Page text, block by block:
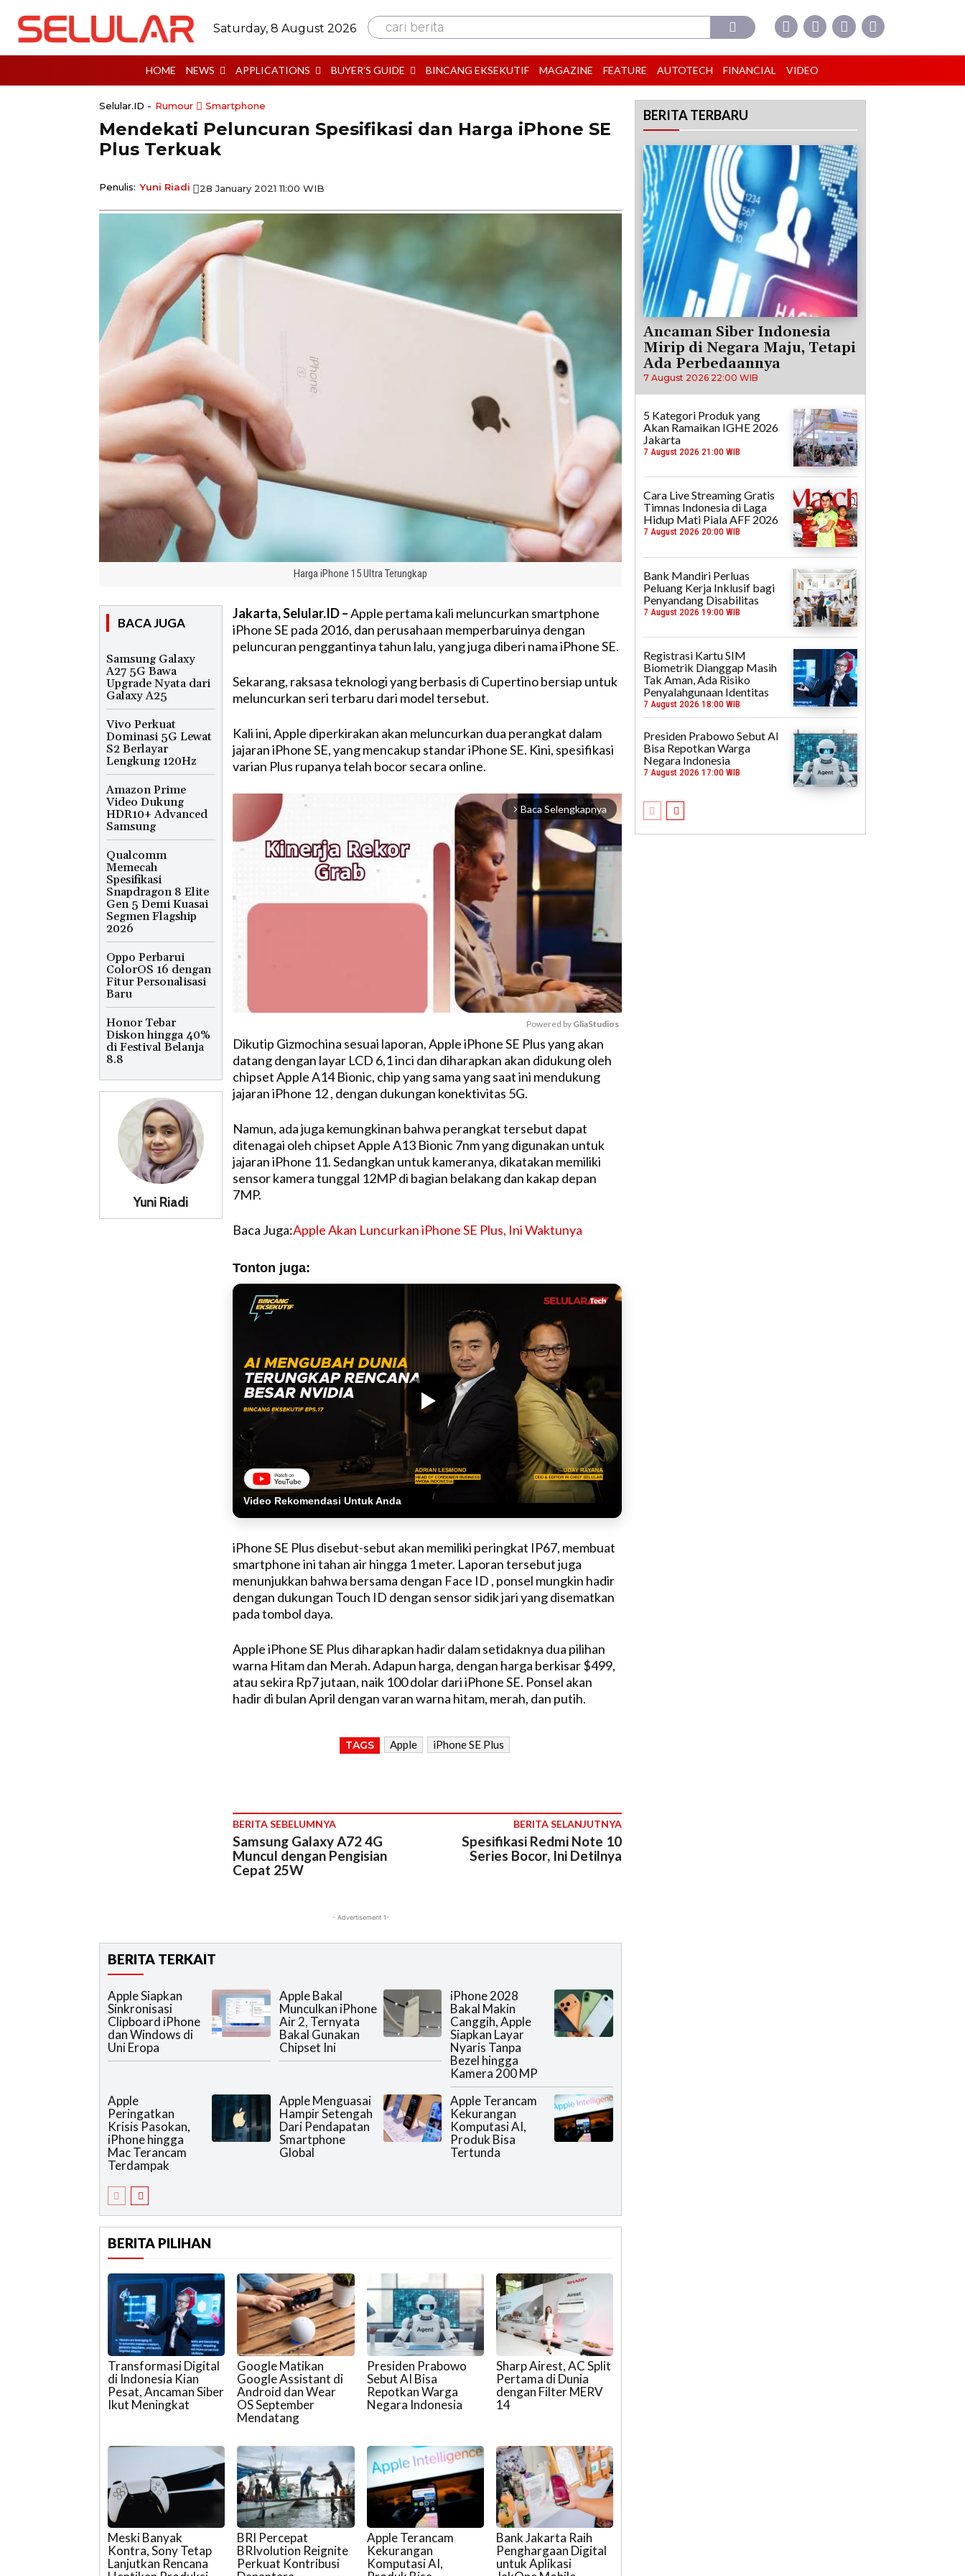
Saturday, 8 August 2026 cari berita
HOME NEWS APPLICATIONS BUYER’S GUIDE BINCANG EKSEKUTIF MAGAZINE FEATURE AUTOTECH FINANCIAL VIDEO
Selular.ID - Rumour Smartphone
Mendekati Peluncuran Spesifikasi dan Harga iPhone SE
Plus Terkuak
Penulis: Yuni Riadi 28 January 2021 11:00 WIB
Harga iPhone 15 Ultra Terungkap
BACA JUGA
Samsung Galaxy
A27 5G Bawa
Upgrade Nyata dari
Galaxy A25
Vivo Perkuat
Dominasi 5G Lewat
S2 Berlayar
Lengkung 120Hz
Amazon Prime
Video Dukung
HDR10+ Advanced
Samsung
Qualcomm
Memecah
Spesifikasi
Snapdragon 8 Elite
Gen 5 Demi Kuasai
Segmen Flagship
2026
Oppo Perbarui
ColorOS 16 dengan
Fitur Personalisasi
Baru
Honor Tebar
Diskon hingga 40%
di Festival Belanja
8.8
Yuni Riadi
Jakarta, Selular.ID –Apple pertama kali meluncurkan smartphone
iPhone SE pada 2016, dan perusahaan memperbaruinya dengan
peluncuran penggantinya tahun lalu, yang juga diberi nama iPhone SE.
Sekarang, raksasa teknologi yang berbasis di Cupertino bersiap untuk
meluncurkan seri terbaru dari model tersebut.
Kali ini, Apple diperkirakan akan meluncurkan dua perangkat dalam
jajaran iPhone SE, yang mencakup standar iPhone SE. Kini, spesifikasi
varian Plus rupanya telah bocor secara online.
arrow_forward_ios Baca Selengkapnya
M
u
e
Powered by GliaStudios
Dikutip Gizmochina sesuai laporan, Apple iPhone SE Plus yang akan
datang dengan layar LCD 6,1 inci dan diharapkan akan didukung oleh
chipset Apple A14 Bionic, chip yang sama yang saat ini mendukung
jajaran iPhone 12 , dengan dukungan konektivitas 5G.
Namun, ada juga kemungkinan bahwa perangkat tersebut dapat
ditenagai oleh chipset Apple A13 Bionic 7nm yang digunakan untuk
jajaran iPhone 11. Sedangkan untuk kameranya, dikatakan memiliki
sensor kamera tunggal 12MP di bagian belakang dan kakap depan
7MP.
Baca Juga:Apple Akan Luncurkan iPhone SE Plus, Ini Waktunya
Tonton juga:
Video Rekomendasi Untuk Anda
iPhone SE Plus disebut-sebut akan memiliki peringkat IP67, membuat
smartphone ini tahan air hingga 1 meter. Laporan tersebut juga
menunjukkan bahwa bersama dengan Face ID , ponsel mungkin hadir
dengan dukungan Touch ID dengan sensor sidik jari yang disematkan
pada tombol daya.
Apple iPhone SE Plus diharapkan hadir dalam setidaknya dua pilihan
warna Hitam dan Merah. Adapun harga, dengan harga berkisar $499,
atau sekira Rp7 jutaan, naik 100 dolar dari iPhone SE. Ponsel akan
hadir di bulan April dengan varan warna hitam, merah, dan putih.
TAGS Apple iPhone SE Plus
BERITA SEBELUMNYA
Samsung Galaxy A72 4G
Muncul dengan Pengisian
Cepat 25W
BERITA SELANJUTNYA
Spesifikasi Redmi Note 10
Series Bocor, Ini Detilnya
- Advertisement 1-
BERITA TERKAIT
Apple Siapkan
Sinkronisasi
Clipboard iPhone
dan Windows di
Uni Eropa
Apple Bakal
Munculkan iPhone
Air 2, Ternyata
Bakal Gunakan
Chipset Ini
iPhone 2028
Bakal Makin
Canggih, Apple
Siapkan Layar
Nyaris Tanpa
Bezel hingga
Kamera 200 MP
Apple
Peringatkan
Krisis Pasokan,
iPhone hingga
Mac Terancam
Terdampak
Apple Menguasai
Hampir Setengah
Dari Pendapatan
Smartphone
Global
Apple Terancam
Kekurangan
Komputasi AI,
Produk Bisa
Tertunda
BERITA PILIHAN
Transformasi Digital
di Indonesia Kian
Pesat, Ancaman Siber
Ikut Meningkat
Google Matikan
Google Assistant di
Android dan Wear
OS September
Mendatang
Presiden Prabowo
Sebut AI Bisa
Repotkan Warga
Negara Indonesia
Sharp Airest, AC Split
Pertama di Dunia
dengan Filter MERV
14
Meski Banyak
Kontra, Sony Tetap
Lanjutkan Rencana
BRI Percepat
BRIvolution Reignite
Perkuat Kontribusi
Apple Terancam
Kekurangan
Komputasi AI,
Bank Jakarta Raih
Penghargaan Digital
untuk Aplikasi
BERITA TERBARU
Ancaman Siber Indonesia
Mirip di Negara Maju, Tetapi
Ada Perbedaannya
7 August 2026 22:00 WIB
5 Kategori Produk yang
Akan Ramaikan IGHE 2026
Jakarta
7 August 2026 21:00 WIB
Cara Live Streaming Gratis
Timnas Indonesia di Laga
Hidup Mati Piala AFF 2026
7 August 2026 20:00 WIB
Bank Mandiri Perluas
Peluang Kerja Inklusif bagi
Penyandang Disabilitas
7 August 2026 19:00 WIB
Registrasi Kartu SIM
Biometrik Dianggap Masih
Tak Aman, Ada Risiko
Penyalahgunaan Identitas
7 August 2026 18:00 WIB
Presiden Prabowo Sebut AI
Bisa Repotkan Warga
Negara Indonesia
7 August 2026 17:00 WIB